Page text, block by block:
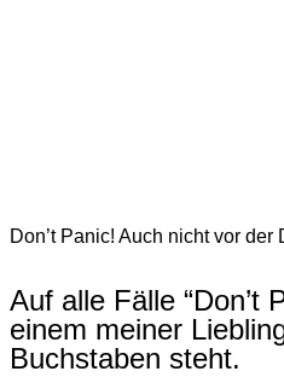
Don’t Panic! Auch nicht vor der
Auf alle Fälle “Don’t
einem meiner
Buchstaben steht.